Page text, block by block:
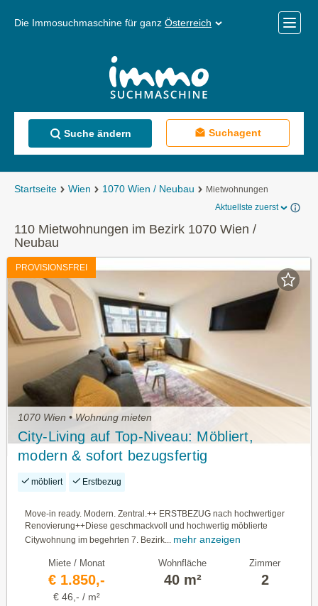
Die Immosuchmaschine für ganz Österreich
Menü
Suche ändern Suchagent
Startseite Wien 1070 Wien / Neubau
Mietwohnungen
Aktuellste zuerst
110 Mietwohnungen im Bezirk 1070 Wien /
Neubau
PROVISIONSFREI
1070 Wien • Wohnung mieten
City-Living auf Top-Niveau: Möbliert,
modern & sofort bezugsfertig
möbliert Erstbezug
Move-in ready. Modern. Zentral.++ ERSTBEZUG nach hochwertiger
Renovierung++Diese geschmackvoll und hochwertig möblierte
Citywohnung im begehrten 7. Bezirk...
mehr anzeigen
Miete / Monat
€ 1.850,-
€ 46,- / m²
Wohnfläche
40 m²
Zimmer
2